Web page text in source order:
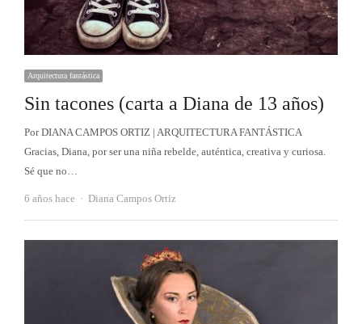
Arquitectura fantástica
Sin tacones (carta a Diana de 13 años)
Por DIANA CAMPOS ORTIZ | ARQUITECTURA FANTÁSTICA
Gracias, Diana, por ser una niña rebelde, auténtica, creativa y curiosa.
Sé que no…
6 años hace Autor
Diana Campos Ortiz